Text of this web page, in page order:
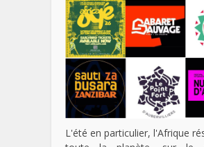
L'été en particulier, l'Afrique